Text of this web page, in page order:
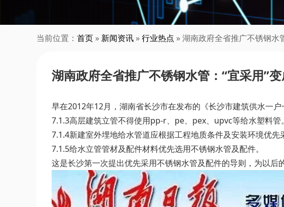
当前位置： 首页 » 新闻资讯 »行业热点 » 湖南政府全省推广不锈钢水
湖南政府全省推广不锈钢水管：“宜采用”
早在2012年12月，湖南省长沙市在发布的《长沙市建筑供水一
7.1.3高层建筑立管不得使用pp-r、pe、pex、upvc等给水塑料管。
7.1.4新建室外埋地给水管道应根据工程地质条件及安装环境优先
7.1.5给水立管管材及配件材料优先选用不锈钢水管及配件。
这是长沙第一次提出优先采用不锈钢水管及配件的导则，为以